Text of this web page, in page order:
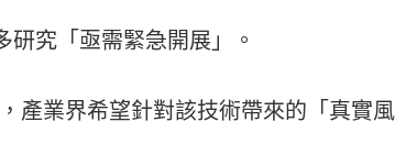
究「亟需緊急開展」。
產業界希望針對該技術帶來的「真實風